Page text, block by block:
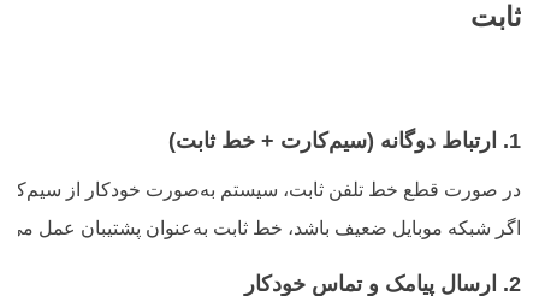
ثابت
1. ارتباط دوگانه (سیم‌کارت + خط ثابت)
در صورت قطع خط تلفن ثابت، سیستم به‌صورت خودکار از
اگر شبکه موبایل ضعیف باشد، خط ثابت به‌عنوان پشتیبان عمل
2. ارسال پیامک و تماس خودکار